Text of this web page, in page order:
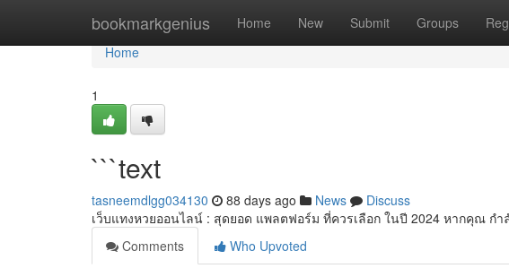
bookmarkgenius Home New Submit Groups
Home
Home
1
```text
tasneemdlgg034130 88 days ago News
Discuss
เว็บแทงหวยออนไลน์ : สุดยอด แพลตฟอร์ม ที่ควรเลือก ในปี 2024 หากคุณ กำ
Comments
Who Upvoted